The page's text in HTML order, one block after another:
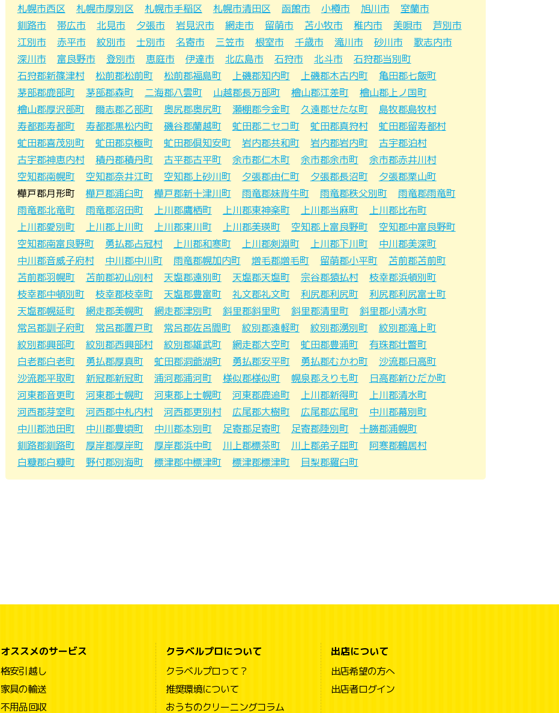
札幌市西区
札幌市厚別区 札幌市手稲区 札幌市清田区 函館市 小樽市 旭川市
室蘭市
釧路市
帯広市 北見市 夕張市 岩見沢市 網走市 留萌市 苫小牧市 稚内市 美唄市
芦別市
江別市
赤平市 紋別市 士別市 名寄市 三笠市 根室市 千歳市 滝川市 砂川市
歌志内市
深川市
富良野市 登別市 恵庭市 伊達市 北広島市 石狩市 北斗市
石狩郡当別町
石狩郡新篠津村
松前郡松前町 松前郡福島町 上磯郡知内町 上磯郡木古内町
亀田郡七飯町
茅部郡鹿部町
茅部郡森町 二海郡八雲町 山越郡長万部町 檜山郡江差町
檜山郡上ノ国町
檜山郡厚沢部町
爾志郡乙部町 奥尻郡奥尻町 瀬棚郡今金町 久遠郡せたな町
島牧郡島牧村
寿都郡寿都町
寿都郡黒松内町 磯谷郡蘭越町 虻田郡ニセコ町 虻田郡真狩村
虻田郡留寿都村
虻田郡喜茂別町
虻田郡京極町 虻田郡倶知安町 岩内郡共和町 岩内郡岩内町
古宇郡泊村
古宇郡神恵内村
積丹郡積丹町 古平郡古平町 余市郡仁木町 余市郡余市町
余市郡赤井川村
空知郡南幌町
空知郡奈井江町 空知郡上砂川町 夕張郡由仁町 夕張郡長沼町
夕張郡栗山町
樺戸郡月形町
樺戸郡浦臼町 樺戸郡新十津川町 雨竜郡妹背牛町 雨竜郡秩父別町
雨竜郡雨竜町
雨竜郡北竜町
雨竜郡沼田町 上川郡鷹栖町 上川郡東神楽町 上川郡当麻町
上川郡比布町
上川郡愛別町
上川郡上川町 上川郡東川町 上川郡美瑛町 空知郡上富良野町
空知郡中富良野町
空知郡南富良野町
勇払郡占冠村 上川郡和寒町 上川郡剣淵町 上川郡下川町
中川郡美深町
中川郡音威子府村
中川郡中川町 雨竜郡幌加内町 増毛郡増毛町 留萌郡小平町
苫前郡苫前町
苫前郡羽幌町
苫前郡初山別村 天塩郡遠別町 天塩郡天塩町 宗谷郡猿払村
枝幸郡浜頓別町
枝幸郡中頓別町
枝幸郡枝幸町 天塩郡豊富町 礼文郡礼文町 利尻郡利尻町
利尻郡利尻富士町
天塩郡幌延町
網走郡美幌町 網走郡津別町 斜里郡斜里町 斜里郡清里町
斜里郡小清水町
常呂郡訓子府町
常呂郡置戸町 常呂郡佐呂間町 紋別郡遠軽町 紋別郡湧別町
紋別郡滝上町
紋別郡興部町
紋別郡西興部村 紋別郡雄武町 網走郡大空町 虻田郡豊浦町
有珠郡壮瞥町
白老郡白老町
勇払郡厚真町 虻田郡洞爺湖町 勇払郡安平町 勇払郡むかわ町
沙流郡日高町
沙流郡平取町
新冠郡新冠町 浦河郡浦河町 様似郡様似町 幌泉郡えりも町
日高郡新ひだか町
河東郡音更町
河東郡士幌町 河東郡上士幌町 河東郡鹿追町 上川郡新得町
上川郡清水町
河西郡芽室町
河西郡中札内村 河西郡更別村 広尾郡大樹町 広尾郡広尾町
中川郡幕別町
中川郡池田町
中川郡豊頃町 中川郡本別町 足寄郡足寄町 足寄郡陸別町
十勝郡浦幌町
釧路郡釧路町
厚岸郡厚岸町 厚岸郡浜中町 川上郡標茶町 川上郡弟子屈町
阿寒郡鶴居村
白糠郡白糠町
野付郡別海町 標津郡中標津町 標津郡標津町 目梨郡羅臼町
オススメのサービス
格安引越し
家具の輸送
不用品回収
クラベルプロについて
クラベルプロって？
推奨環境について
おうちのクリーニングコラム
出店について
出店希望の方へ
出店者ログイン